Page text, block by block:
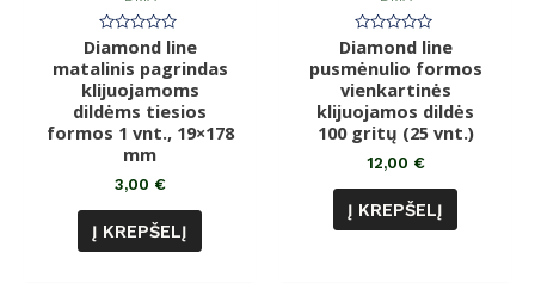
Įvertinimas:
0
iš
5
Diamond line
matalinis pagrindas
klijuojamoms
dildėms tiesios
formos 1 vnt., 19×178
mm
3,00 €
Į KREPŠELĮ
Įvertinimas:
0
iš
5
Diamond line
pusmėnulio formos
vienkartinės
klijuojamos dildės
100 gritų (25 vnt.)
12,00 €
Į KREPŠELĮ